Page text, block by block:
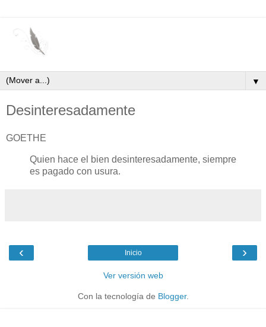
▼
Desinteresadamente
GOETHE
Quien hace el bien desinteresadamente, siempre
es pagado con usura.
‹ ›
Inicio
Ver versión web
Con la tecnología de Blogger.